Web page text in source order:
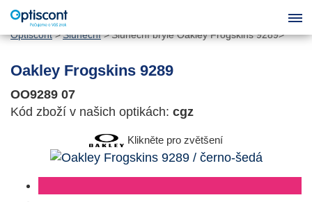
Optiscont Sluneční Sluneční brýle Oakley Frogskins 9289
Oakley Frogskins 9289
OO9289 07
Kód zboží v našich optikách: cgz
Klikněte pro zvětšení